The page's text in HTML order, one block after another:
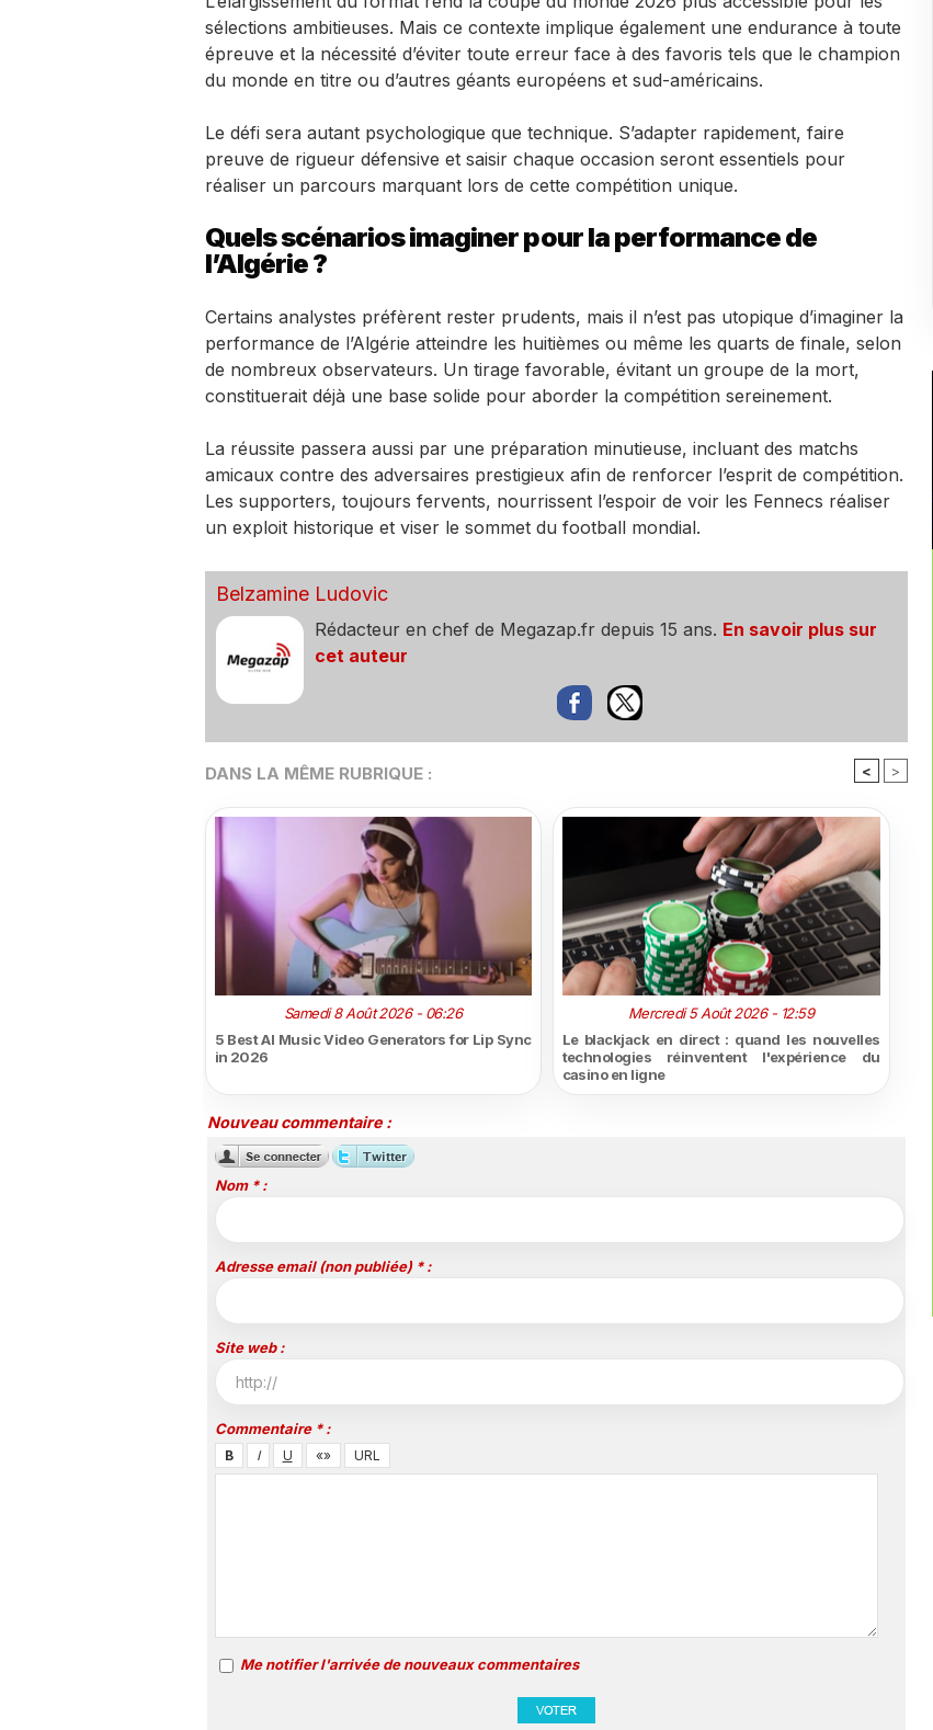
sélections ambitieuses. Mais ce contexte implique également une endurance à toute
épreuve et la nécessité d’éviter toute erreur face à des favoris tels que le champion
du monde en titre ou d’autres géants européens et sud-américains.
Le défi sera autant psychologique que technique. S’adapter rapidement, faire
preuve de rigueur défensive et saisir chaque occasion seront essentiels pour
réaliser un parcours marquant lors de cette compétition unique.
Quels scénarios imaginer pour la performance de
l’Algérie ?
Certains analystes préfèrent rester prudents, mais il n’est pas utopique d’imaginer la
performance de l’Algérie atteindre les huitièmes ou même les quarts de finale, selon
de nombreux observateurs. Un tirage favorable, évitant un groupe de la mort,
constituerait déjà une base solide pour aborder la compétition sereinement.
La réussite passera aussi par une préparation minutieuse, incluant des matchs
amicaux contre des adversaires prestigieux afin de renforcer l’esprit de compétition.
Les supporters, toujours fervents, nourrissent l’espoir de voir les Fennecs réaliser
un exploit historique et viser le sommet du football mondial.
Belzamine Ludovic
Rédacteur en chef de Megazap.fr depuis 15 ans. En savoir plus sur
cet auteur
DANS LA MÊME RUBRIQUE : < >
Samedi 8 Août 2026 - 06:26
5 Best AI Music Video Generators for Lip Sync
in 2026
Mercredi 5 Août 2026 - 12:59
Le blackjack en direct : quand les nouvelles
technologies réinventent l'expérience du
casino en ligne
Nouveau commentaire :
Nom * :
Adresse email (non publiée) * :
Site web :
Commentaire * :
Me notifier l'arrivée de nouveaux commentaires